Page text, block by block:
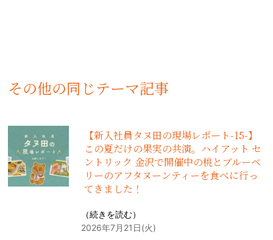
その他の同じテーマ記事
【新入社員タヌ田の現場レポート-15-】
この夏だけの果実の共演。ハイアット セ
ントリック 金沢で開催中の桃とブルーベ
リーのアフタヌーンティーを食べに行っ
てきました！
（続きを読む）
2026年7月21日(火)